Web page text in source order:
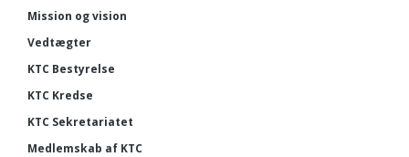
Mission og vision
Vedtægter
KTC Bestyrelse
KTC Kredse
KTC Sekretariatet
Medlemskab af KTC